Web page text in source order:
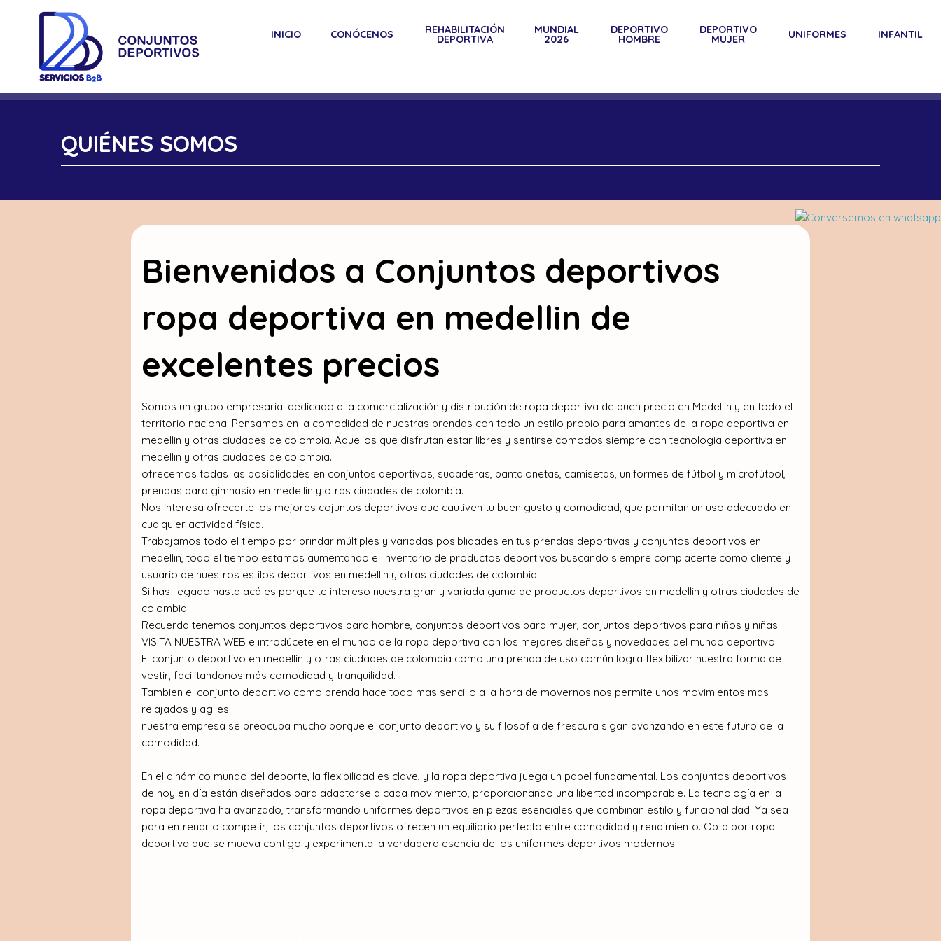
INICIO CONÓCENOS REHABILITACIÓN
DEPORTIVA
MUNDIAL
2026
DEPORTIVO
HOMBRE
DEPORTIVO
MUJER UNIFORMES INFANTIL
QUIÉNES SOMOS
Bienvenidos a Conjuntos deportivos
ropa deportiva en medellin de
excelentes precios
Somos un grupo empresarial dedicado a la comercialización y distribución de ropa deportiva de buen precio en Medellin y en todo el
territorio nacional Pensamos en la comodidad de nuestras prendas con todo un estilo propio para amantes de la ropa deportiva en
medellin y otras ciudades de colombia. Aquellos que disfrutan estar libres y sentirse comodos siempre con tecnologia deportiva en
medellin y otras ciudades de colombia.
ofrecemos todas las posiblidades en conjuntos deportivos, sudaderas, pantalonetas, camisetas, uniformes de fútbol y microfútbol,
prendas para gimnasio en medellin y otras ciudades de colombia.
Nos interesa ofrecerte los mejores cojuntos deportivos que cautiven tu buen gusto y comodidad, que permitan un uso adecuado en
cualquier actividad física.
Trabajamos todo el tiempo por brindar múltiples y variadas posiblidades en tus prendas deportivas y conjuntos deportivos en
medellin, todo el tiempo estamos aumentando el inventario de productos deportivos buscando siempre complacerte como cliente y
usuario de nuestros estilos deportivos en medellin y otras ciudades de colombia.
Si has llegado hasta acá es porque te intereso nuestra gran y variada gama de productos deportivos en medellin y otras ciudades de
colombia.
Recuerda tenemos conjuntos deportivos para hombre, conjuntos deportivos para mujer, conjuntos deportivos para niños y niñas.
VISITA NUESTRA WEB e introdúcete en el mundo de la ropa deportiva con los mejores diseños y novedades del mundo deportivo.
El conjunto deportivo en medellin y otras ciudades de colombia como una prenda de uso común logra flexibilizar nuestra forma de
vestir, facilitandonos más comodidad y tranquilidad.
Tambien el conjunto deportivo como prenda hace todo mas sencillo a la hora de movernos nos permite unos movimientos mas
relajados y agiles.
nuestra empresa se preocupa mucho porque el conjunto deportivo y su filosofia de frescura sigan avanzando en este futuro de la
comodidad.
En el dinámico mundo del deporte, la flexibilidad es clave, y la ropa deportiva juega un papel fundamental. Los conjuntos deportivos
de hoy en día están diseñados para adaptarse a cada movimiento, proporcionando una libertad incomparable. La tecnología en la
ropa deportiva ha avanzado, transformando uniformes deportivos en piezas esenciales que combinan estilo y funcionalidad. Ya sea
para entrenar o competir, los conjuntos deportivos ofrecen un equilibrio perfecto entre comodidad y rendimiento. Opta por ropa
deportiva que se mueva contigo y experimenta la verdadera esencia de los uniformes deportivos modernos.